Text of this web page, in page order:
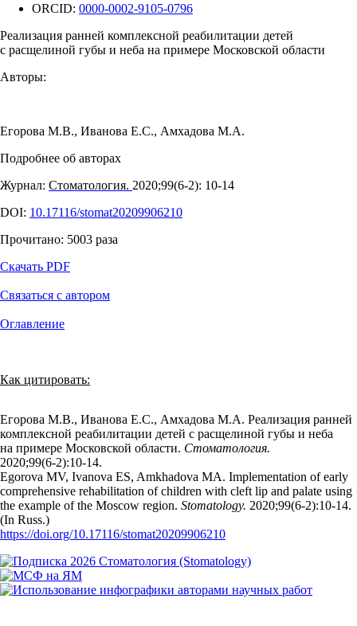
ORCID: 0000-0002-9105-0796
Реализация ранней комплексной реабилитации детей
с расщелиной губы и неба на примере Московской области
Авторы:
Егорова М.В., Иванова Е.С., Амхадова М.А.
Подробнее об авторах
Журнал: Стоматология. 2020;99(6‑2): 10‑14
DOI: 10.17116/stomat20209906210
Прочитано: 5003 раза
Скачать PDF
Связаться с автором
Оглавление
Как цитировать:
Егорова М.В., Иванова Е.С., Амхадова М.А. Реализация ранней
комплексной реабилитации детей с расщелиной губы и неба
на примере Московской области. Стоматология.
2020;99(6‑2):10‑14.
Egorova MV, Ivanova ES, Amkhadova MA. Implementation of early
comprehensive rehabilitation of children with cleft lip and palate using
the example of the Moscow region. Stomatology. 2020;99(6‑2):10‑14.
(In Russ.)
https://doi.org/10.17116/stomat20209906210